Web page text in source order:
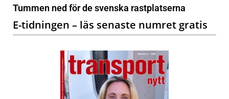
Tummen ned för de svenska rastplatserna
E-tidningen – läs senaste numret gratis